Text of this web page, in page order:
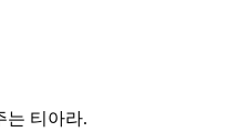
는 티아라.